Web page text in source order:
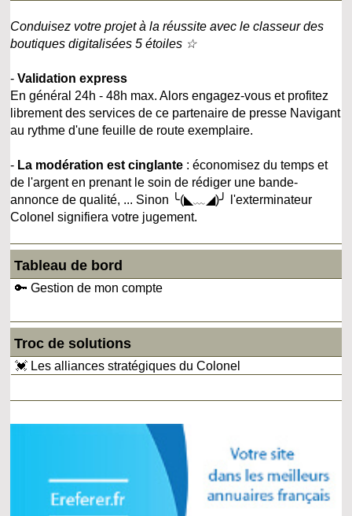
Conduisez votre projet à la réussite avec le classeur des
boutiques digitalisées 5 étoiles ☆
-Validation express
En général 24h - 48h max. Alors engagez-vous et profitez
librement des services de ce partenaire de presse Navigant
au rythme d'une feuille de route exemplaire.
- La modération est cinglante : économisez du temps et
de l'argent en prenant le soin de rédiger une bande-
annonce de qualité, ... Sinon ╰(◣﹏◢)╯ l'exterminateur
Colonel signifiera votre jugement.
Tableau de bord
🔑 Gestion de mon compte
Troc de solutions
💓 Les alliances stratégiques du Colonel